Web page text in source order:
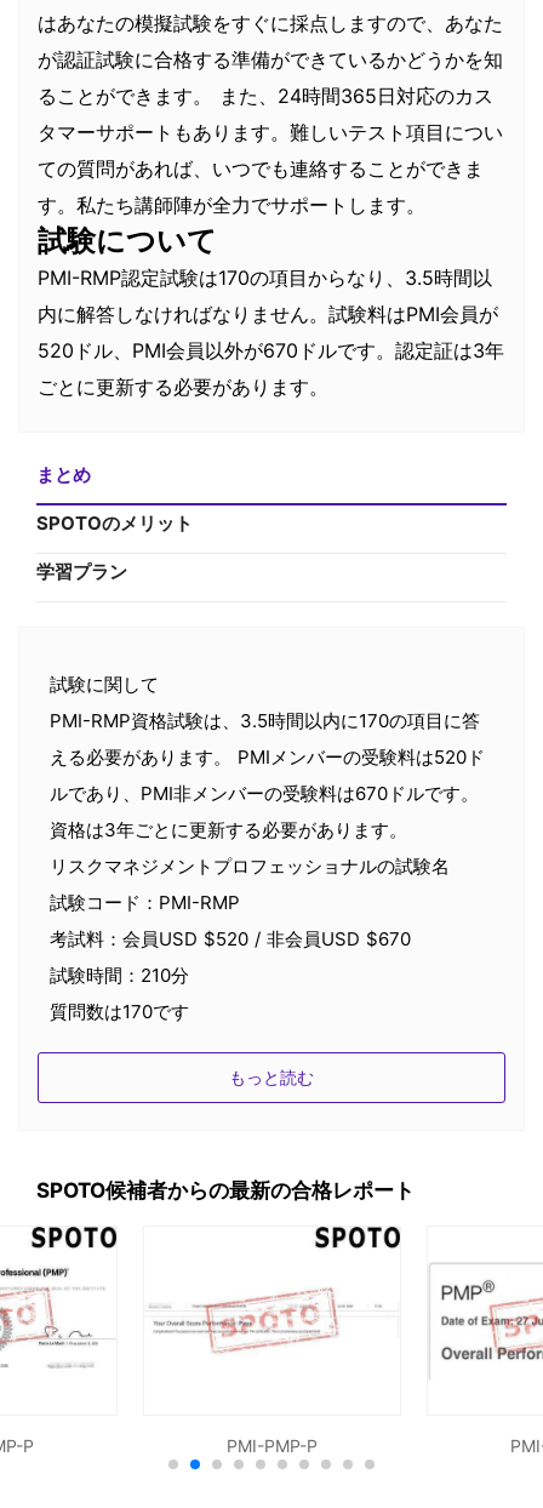
はあなたの模擬試験をすぐに採点しますので、あなた
が認証試験に合格する準備ができているかどうかを知
ることができます。 また、24時間365日対応のカス
タマーサポートもあります。難しいテスト項目につい
ての質問があれば、いつでも連絡することができま
す。私たち講師陣が全力でサポートします。
試験について
PMI-RMP認定試験は170の項目からなり、3.5時間以
内に解答しなければなりません。試験料はPMI会員が
520ドル、PMI会員以外が670ドルです。認定証は3年
ごとに更新する必要があります。
まとめ
SPOTOのメリット
学習プラン
試験に関して
PMI-RMP資格試験は、3.5時間以内に170の項目に答
える必要があります。 PMIメンバーの受験料は520ド
ルであり、PMI非メンバーの受験料は670ドルです。
資格は3年ごとに更新する必要があります。
リスクマネジメントプロフェッショナルの試験名
試験コード：PMI-RMP
考試料：会員USD $520 / 非会員USD $670
試験時間：210分
質問数は170です
前提条件
二種学位（高校卒業証書、アソシエイト・デグリーま
の経験
40時間のプロジェクトリスク管理教育
4年制学位（学士号またはグローバルに相当する学
位）
最近5年間に24ヶ月のプロジェクトリスクマネジメン
トの経験
リスク戦略と計画19ー20％のRMP試験ドメイン
もっと読む
SPOTO候補者からの最新の合格レポート
P PMI-PMP-P